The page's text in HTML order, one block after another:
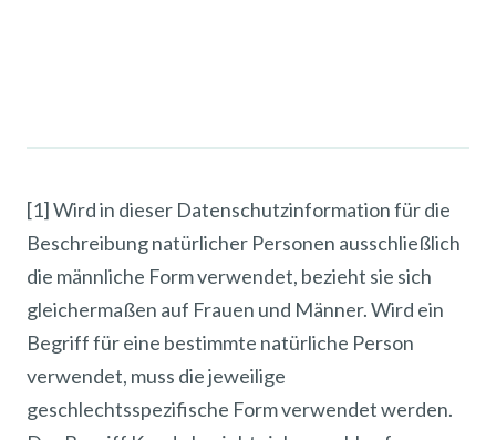
[1] Wird in dieser Datenschutzinformation für die
Beschreibung natürlicher Personen ausschließlich
die männliche Form verwendet, bezieht sie sich
gleichermaßen auf Frauen und Männer. Wird ein
Begriff für eine bestimmte natürliche Person
verwendet, muss die jeweilige
geschlechtsspezifische Form verwendet werden.